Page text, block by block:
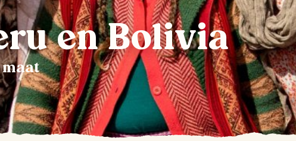
en Bolivia